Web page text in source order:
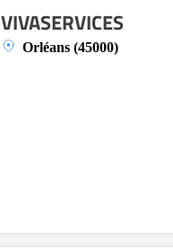
VIVASERVICES
Orléans (45000)